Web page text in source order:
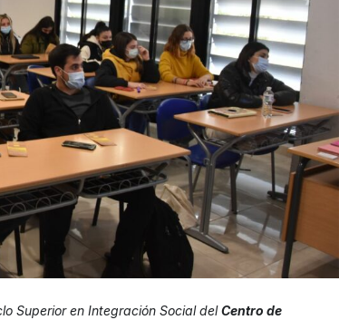
Superior en Integración Social delCentro de